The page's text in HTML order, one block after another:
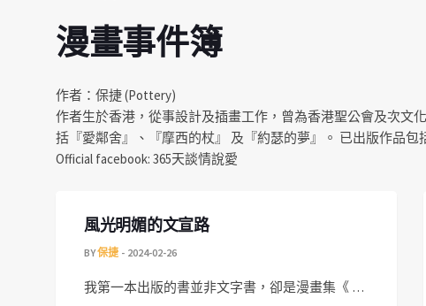
漫畫事件簿
作者：保捷 (Pottery)
作者生於香港，從事設計及插畫工作，曾為香港聖公會及次文
括『愛鄰舍』、『摩西的杖』 及『約瑟的夢』。 已出版作品
Official facebook: 365天談情說愛
風光明媚的文宣路
BY保捷 2024-02-26
我第一本出版的書並非文字書，卻是漫畫集《 …